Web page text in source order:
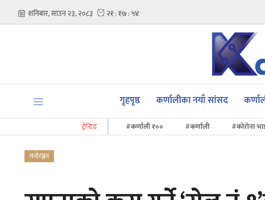
गृहपृष्ठ कर्णालीका नयाँ सांसद
ट्रेन्डिङ #कर्णाली १०० #कर्णाली #कोरोना
मनोरञ्जन